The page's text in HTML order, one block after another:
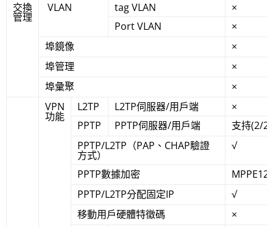
交換
管理
VLAN tag VLAN
×
Port VLAN
×
埠鏡像
×
埠管理
×
埠彙聚
×
VPN
功能
L2TP L2TP伺服器/用戶端
×
PPTP
PPTP伺服器/用戶端
支持(2/2)
PPTP/L2TP（PAP、CHAP驗證
方式）
√
PPTP數據加密
PPTP/L2TP分配固定IP
√
移動用戶硬體特徵碼
×